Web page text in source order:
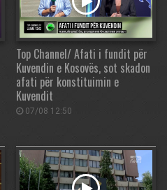
Top Channel/ Afati i fundit për
Kuvendin e Kosovës, sot skadon
afati për konstituimin e
Kuvendit
07/08 12:50